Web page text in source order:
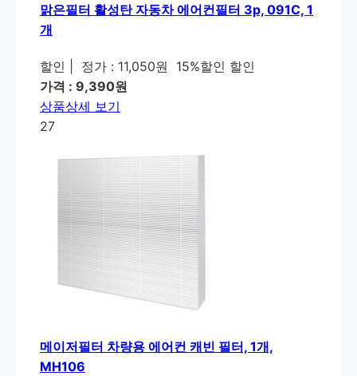
맑은필터 활성탄 자동차 에어컨필터 3p, 091C, 1
개
할인 정가 : 11,050원
15%할인 할인
가격 : 9,390원
상품상세 보기
27
메이저필터 차량용 에어컨 캐빈 필터, 1개,
MH106